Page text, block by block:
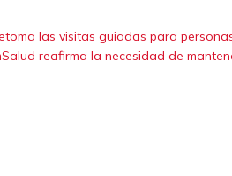
las visitas guiadas para
reafirma la necesidad de